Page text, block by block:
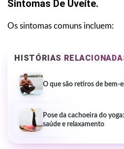
Sintomas De Uveíte.
Os sintomas comuns incluem:
HISTÓRIAS
O que são retiros de bem-
Pose da cachoeira do
saúde e relaxamento